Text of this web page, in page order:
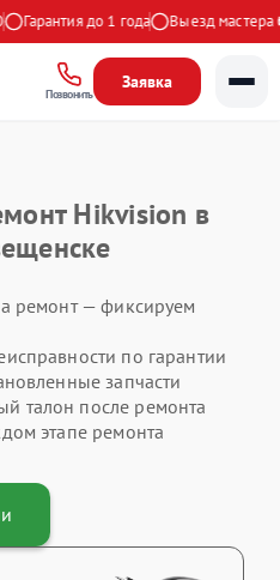
Гарантия до 1 года Выезд мастера
Позвонить
Заявка
Hikvision в
ремонт — фиксируем
по гарантии
запчасти
талон после ремонта
этапе ремонта